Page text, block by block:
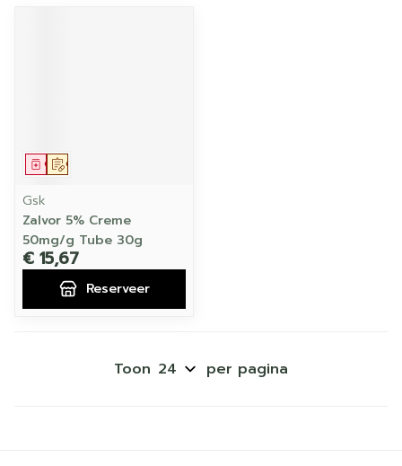
Op voorschrift
Geneesmiddel
Gsk
Zalvor 5% Creme
50mg/g Tube 30g
€ 15,67
Reserveer
Toon per pagina